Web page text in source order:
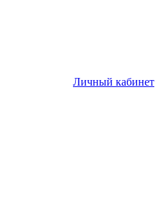
Личный кабинет